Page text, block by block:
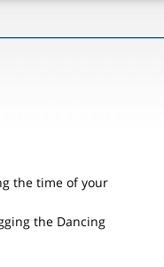
the time of your
the Dancing